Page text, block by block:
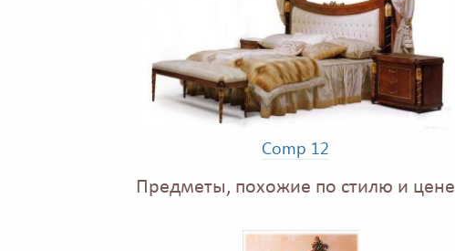
Comp 12
Предметы, похожие по стилю и цене